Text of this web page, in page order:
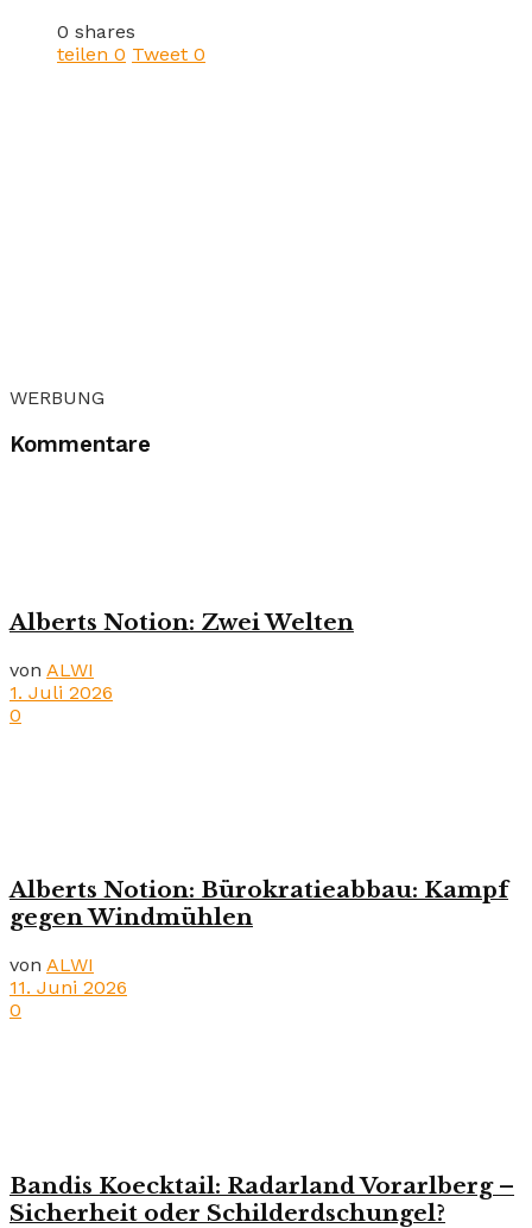
0 shares
teilen 0 Tweet 0
WERBUNG
Kommentare
Alberts Notion: Zwei Welten
von ALWI
1. Juli 2026
0
Alberts Notion: Bürokratieabbau: Kampf
gegen Windmühlen
von ALWI
11. Juni 2026
0
Bandis Koecktail: Radarland Vorarlberg –
Sicherheit oder Schilderdschungel?